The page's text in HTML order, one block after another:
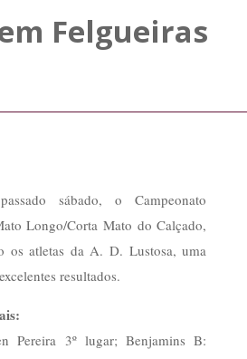
Felgueiras
sábado, o Campeonato
Longo/Corta Mato do Calçado,
os atletas da A. D. Lustosa, uma
resultados.
Pereira 3º lugar; Benjamins B: